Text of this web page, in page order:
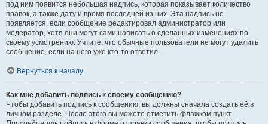
под ним появится небольшая надпись, которая показывает количество
правок, а также дату и время последней из них. Эта надпись не
появляется, если сообщение редактировал администратор или
модератор, хотя они могут сами написать о сделанных изменениях по
своему усмотрению. Учтите, что обычные пользователи не могут удалить
сообщение, если на него уже кто-то ответил.
Вернуться к началу
Как мне добавить подпись к своему сообщению?
Чтобы добавить подпись к сообщению, вы должны сначала создать её в
личном разделе. После этого вы можете отметить флажком пункт